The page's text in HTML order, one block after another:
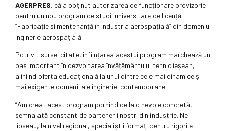
AGERPRES, că a obținut autorizarea de funcționare provizorie
pentru un nou program de studii universitare de licență
”Fabricație și mentenanță în industria aerospațială” din domeniul
Inginerie aerospațială.
Potrivit sursei citate, înființarea acestui program marchează un
pas important în dezvoltarea învățământului tehnic ieșean,
aliniind oferta educațională la unul dintre cele mai dinamice și
mai exigente domenii ale ingineriei contemporane.
”Am creat acest program pornind de la o nevoie concretă,
semnalată constant de partenerii noștri din industrie. Ne
lipseau, la nivel regional, specialiștii formați pentru rigorile